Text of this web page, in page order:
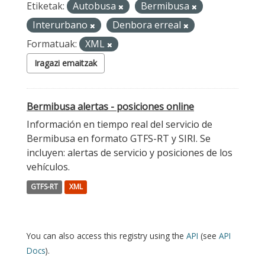
Etiketak: Autobusa
Bermibusa
Interurbano
Denbora erreal
Formatuak:
XML
Iragazi emaitzak
Bermibusa alertas - posiciones online
Información en tiempo real del servicio de
Bermibusa en formato GTFS-RT y SIRI. Se
incluyen: alertas de servicio y posiciones de los
vehículos.
GTFS-RT XML
You can also access this registry using the API (see API
Docs).